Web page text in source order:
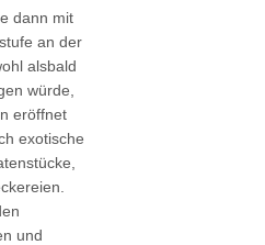
dann mit
an der
alsbald
würde,
eröffnet
exotische
und